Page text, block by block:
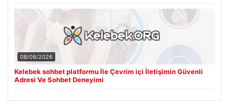
08/08/2026
Kelebek sohbet platformu İle Çevrim içi İletişimin Güvenli
Adresi Ve Sohbet Deneyimi